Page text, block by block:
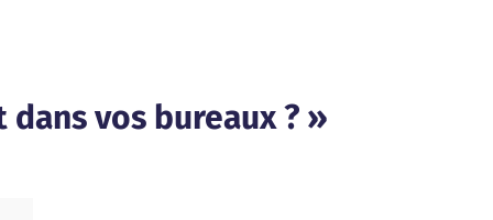
vos bureaux ? »